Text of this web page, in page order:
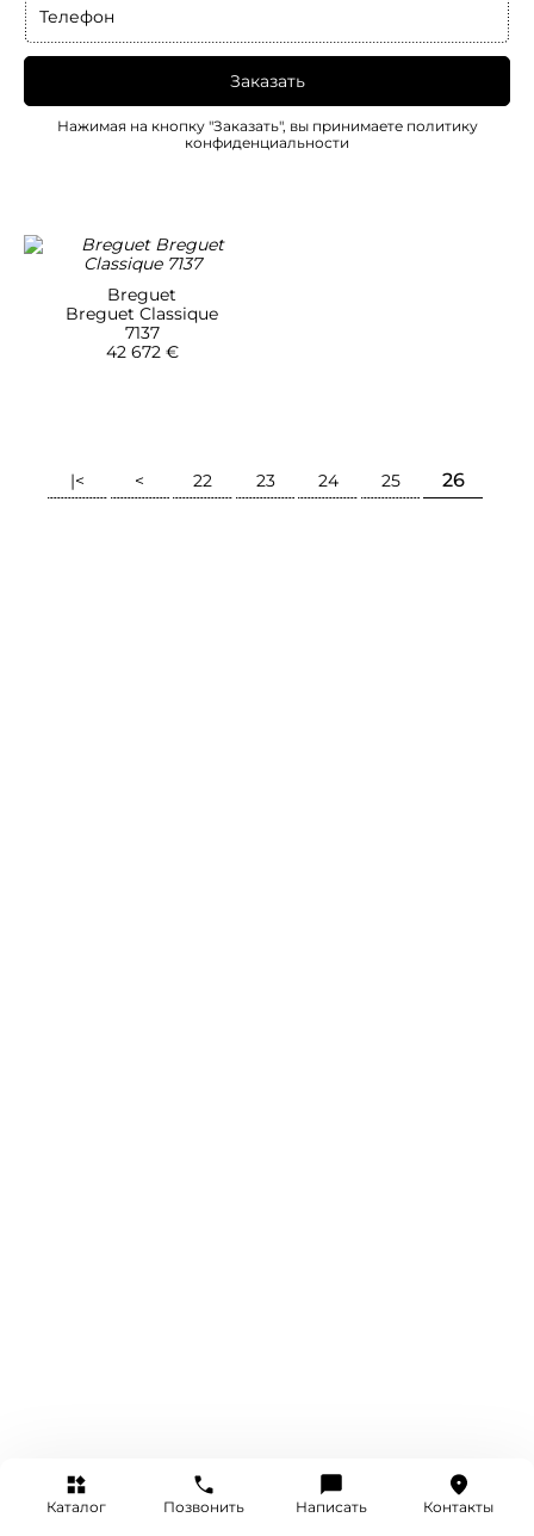
Breguet
Breguet Classique
7137
42 672 €
Телефон
Заказать
Нажимая на кнопку "Заказать", вы принимаете политику
конфиденциальности
|< < 22 23 24 25 26
Каталог Позвонить Написать Контакты